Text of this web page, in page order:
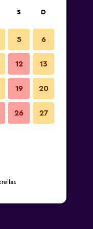
S D
5 6
12 13
19 20
26 27